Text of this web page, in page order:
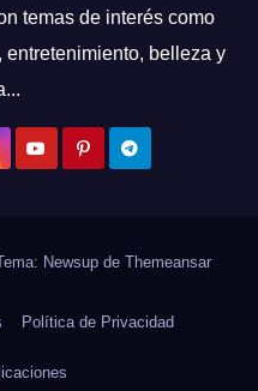
temas de interés como
belleza y
Newsup de Themeansar
Política de Privacidad